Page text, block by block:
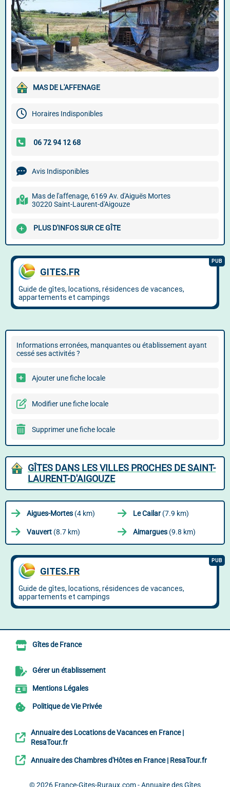
MAS DE L'AFFENAGE
Horaires Indisponibles
Avis Indisponibles
Mas de l'affenage, 6169 Av. d'Aiguës Mortes
30220 Saint-Laurent-d'Aigouze
PLUS D'INFOS SUR CE GÎTE
Informations erronées, manquantes ou établissement ayant
cessé ses activités ?
Ajouter une fiche locale
Modifier une fiche locale
Supprimer une fiche locale
GÎTES DANS LES VILLES PROCHES DE SAINT-
LAURENT-D'AIGOUZE
Aigues-Mortes (4 km) Le Cailar(7.9 km)
Vauvert (8.7 km) Aimargues (9.8 km)
Gîtes de France
Gérer un établissement
Mentions Légales
Politique de Vie Privée
Annuaire des Locations de Vacances en France |
ResaTour.fr
Annuaire des Chambres d'Hôtes en France | ResaTour.fr
© 2026 France-Gites-Ruraux.com - Annuaire des Gîtes